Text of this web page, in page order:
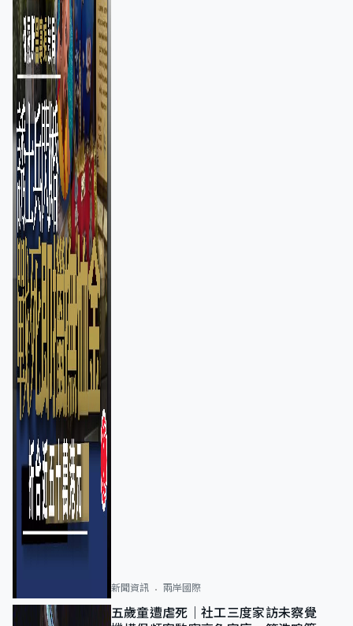
新聞資訊 兩岸國際
五歲童遭虐死｜社工三度家訪未察覺